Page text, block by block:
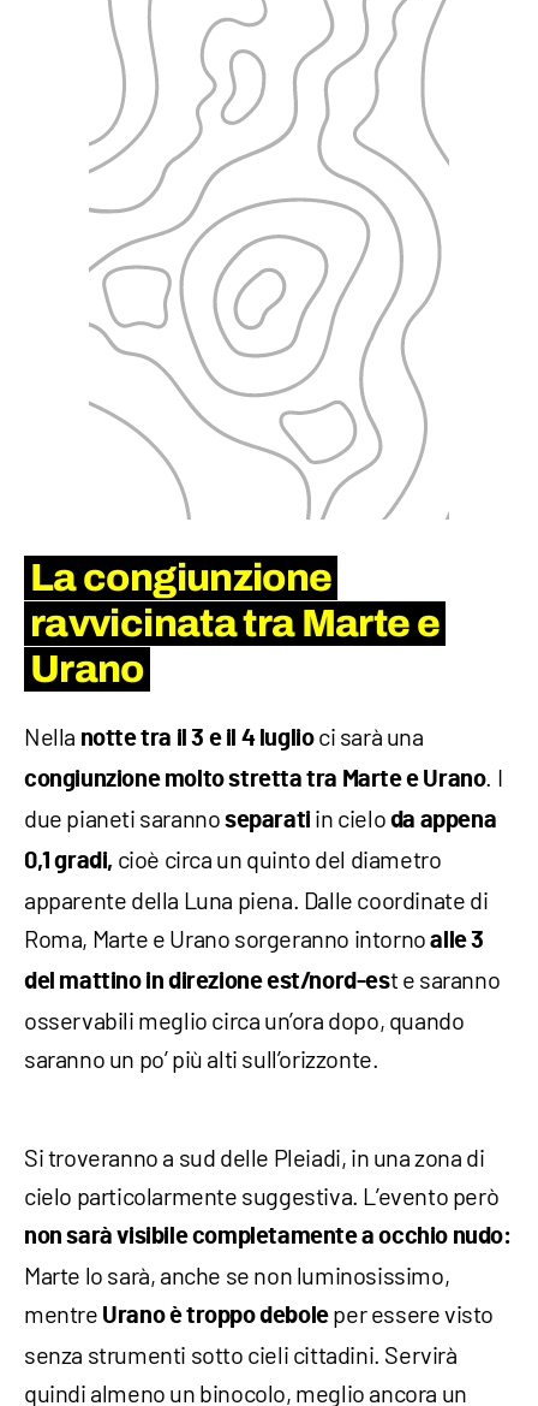
La congiunzione
ravvicinata tra Marte e
Urano
Nella notte tra il 3 e il 4 luglioci sarà una
congiunzione molto stretta tra Marte e Urano. I
due pianeti sarannoseparati in cielo da appena
0,1 gradi, cioè circa un quinto del diametro
apparente della Luna piena. Dalle coordinate di
Roma, Marte e Urano sorgeranno intorno alle 3
del mattino in direzione est/nord-est e saranno
osservabili meglio circa un’ora dopo, quando
saranno un po’ più alti sull’orizzonte.
Si troveranno a sud delle Pleiadi, in una zona di
cielo particolarmente suggestiva. L’evento però
non sarà visibile completamente a occhio nudo:
Marte lo sarà, anche se non luminosissimo,
mentre Urano è troppo deboleper essere visto
senza strumenti sotto cieli cittadini. Servirà
quindi almeno un binocolo, meglio ancora un